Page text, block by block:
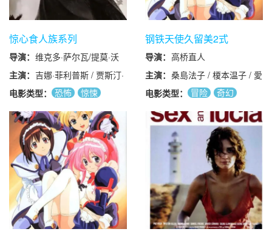
惊心食人族系列
导演： 维克多·萨尔瓦/提莫·沃
伦索拉编剧:肖恩-迈克尔
·阿尔戈
主演： 吉娜·菲利普斯 / 贾斯汀·
朗 / 乔纳森·布瑞克 /
Patricia Belcher / 艾琳·
布伦南/乔纳森·布瑞克/
妮基·艾考克斯/比利·亚
伦·布朗/雷·怀斯/马歇尔·
库克/吉尔·麦克金尼/梅
格·福斯特/吉娜·菲利普
斯/乔纳森·布瑞克/卡丽·
拉扎/斯坦·肖/乔斯·吉劳
德/乔治娅·古德曼/西德
尼·克雷文/马特·巴克利
电影类型： 恐怖
惊悚
钢铁天使久留美2式
导演： 高桥直人
主演： 桑島法子 / 榎本温子 / 愛
河里花子 / そのざきみ
え / 田中理恵 / 倉田雅世
/ 三石琴乃 / 石塚運昇
电影类型： 冒险
奇幻
喜剧
爱情